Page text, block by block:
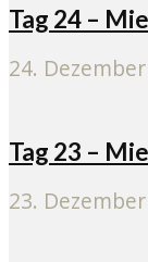
Tag 24 –
24.
Tag 23 –
23.